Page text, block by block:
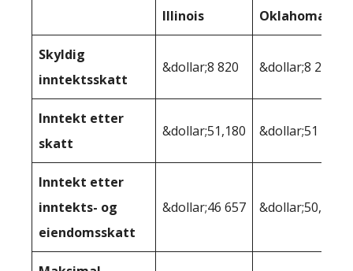
Illinois Oklahoma
Skyldig
inntektsskatt
&dollar;8 820 &dollar;8 280
Inntekt etter
skatt
&dollar;51,180 &dollar;51 720
Inntekt etter
inntekts- og
eiendomsskatt
&dollar;46 657 &dollar;50,198